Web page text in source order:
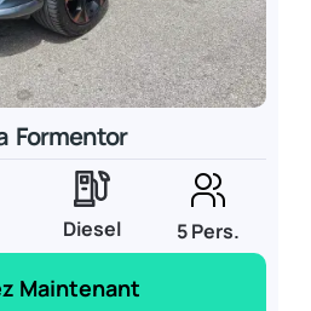
Formentor
Diesel 5 Pers.
Maintenant